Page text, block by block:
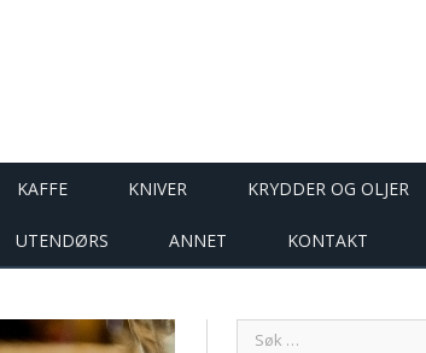
KAFFE KNIVER KRYDDER OG OLJER
UTENDØRS ANNET KONTAKT